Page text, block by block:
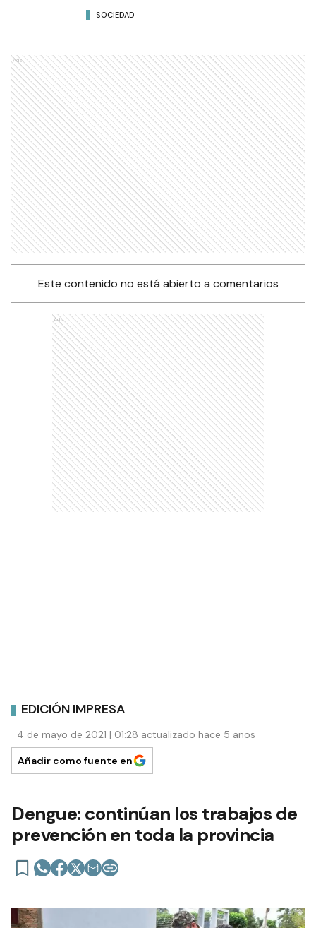
SOCIEDAD
Ads
Este contenido no está abierto a comentarios
Ads
EDICIÓN IMPRESA
4 de mayo de 2021 | 01:28 actualizado hace 5 años
Añadir como fuente en
Dengue: continúan los trabajos de
prevención en toda la provincia